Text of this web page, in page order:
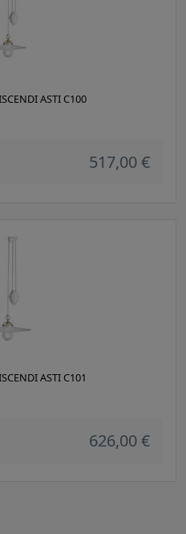
ASTI C100
517,00 €
ASTI C101
626,00 €